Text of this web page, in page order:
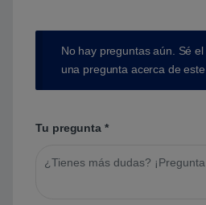
No hay preguntas aún. Sé
una pregunta acerca de
Tu pregunta *